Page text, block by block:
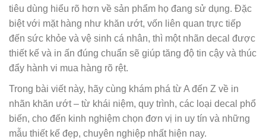
tiêu dùng hiểu rõ hơn về sản phẩm họ đang sử dụng. Đặc
biệt với mặt hàng như khăn ướt, vốn liên quan trực tiếp
đến sức khỏe và vệ sinh cá nhân, thì một nhãn decal được
thiết kế và in ấn đúng chuẩn sẽ giúp tăng độ tin cậy và thúc
đẩy hành vi mua hàng rõ rệt.
Trong bài viết này, hãy cùng khám phá từ A đến Z về in
nhãn khăn ướt – từ khái niệm, quy trình, các loại decal phổ
biến, cho đến kinh nghiệm chọn đơn vị in uy tín và những
mẫu thiết kế đẹp, chuyên nghiệp nhất hiện nay.